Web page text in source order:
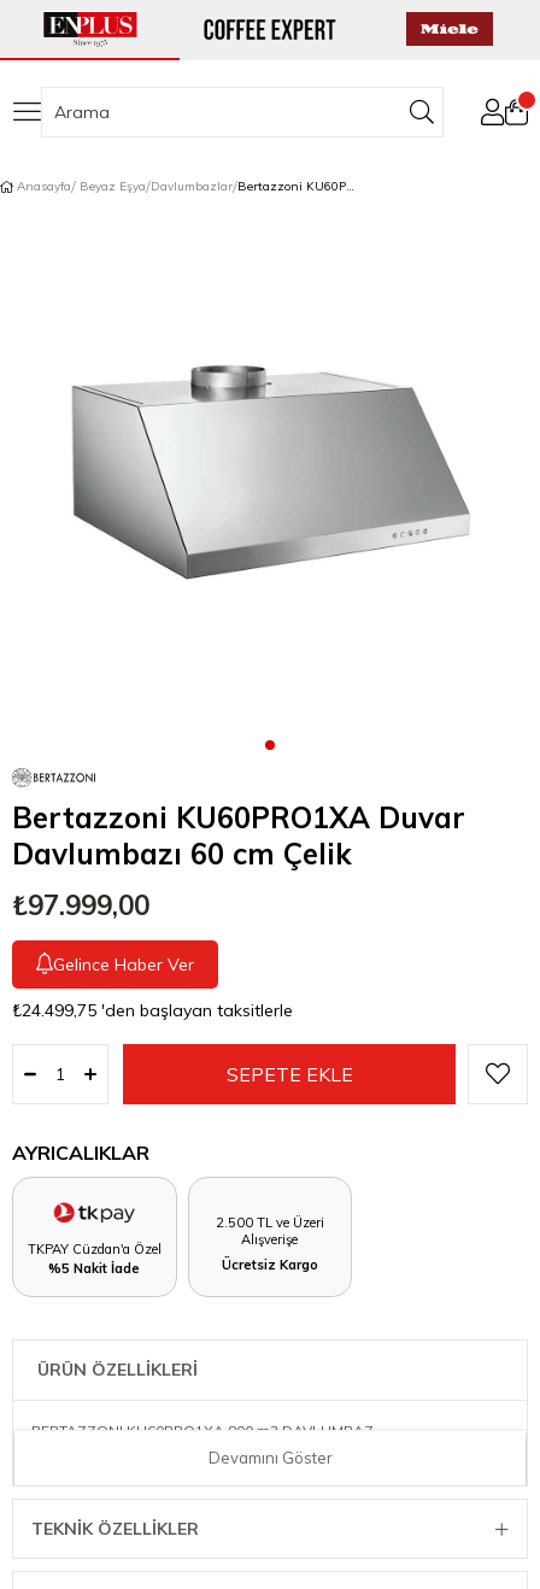
Anasayfa Beyaz Eşya Davlumbazlar Bertazzoni KU60PRO1XA Duvar Davlumbazı 60 cm Çelik
Bertazzoni KU60PRO1XA Duvar
Davlumbazı 60 cm Çelik
₺97.999,00
Gelince Haber Ver
₺24.499,75 'den başlayan taksitlerle
AYRICALIKLAR
TKPAY Cüzdan'a Özel
%5 Nakit İade
2.500 TL ve Üzeri
Alışverişe
Ücretsiz Kargo
ÜRÜN ÖZELLİKLERİ
BERTAZZONI KU60PRO1XA 800 m3 DAVLUMBAZ
Devamını Göster
TEKNIK ÖZELLIKLER